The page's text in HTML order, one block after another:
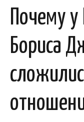
Почему у
Бориса